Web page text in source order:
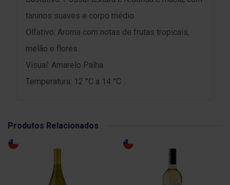
taninos suaves e corpo médio.
Olfativo: Aroma com notas de frutas tropicais,
melão e flores.
Visual: Amarelo Palha.
Temperatura: 12 °C a 14 °C
Produtos Relacionados